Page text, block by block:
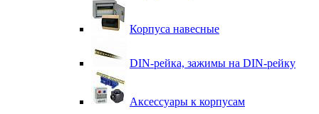
Корпуса навесные
DIN-рейка, зажимы на DIN-рейку
Аксессуары к корпусам